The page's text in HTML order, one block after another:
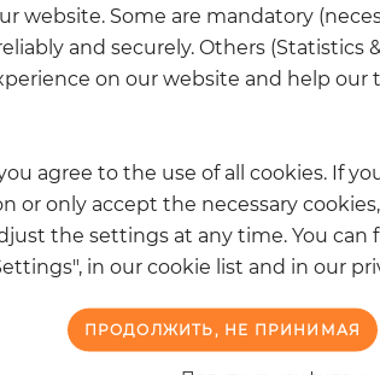
€ Цена
bottom end of this page.
website. Some are mandatory
and securely. Others (Statistics
on our website and help
agree to the use of all cookies. If
or only accept the necessary
the settings at any time. You can
in our cookie list and in our
ПРОДОЛЖИТЬ, НЕ ПРИНИМАЯ